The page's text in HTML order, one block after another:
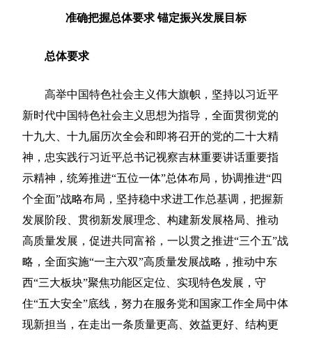
准确把握总体要求 锚定振兴发展目标
总体要求
高举中国特色社会主义伟大旗帜，坚持以习近平
新时代中国特色社会主义思想为指导，全面贯彻党的
十九大、十九届历次全会和即将召开的党的二十大精
神，忠实践行习近平总书记视察吉林重要讲话重要指
示精神，统筹推进“五位一体”总体布局，协调推进“四
个全面”战略布局，坚持稳中求进工作总基调，把握新
发展阶段、贯彻新发展理念、构建新发展格局、推动
高质量发展，促进共同富裕，一以贯之推进“三个五”战
略，全面实施“一主六双”高质量发展战略，推动中东
西“三大板块”聚焦功能区定位、实现特色发展，守
住“五大安全”底线，努力在服务党和国家工作全局中体
现新担当，在走出一条质量更高、效益更好、结构更